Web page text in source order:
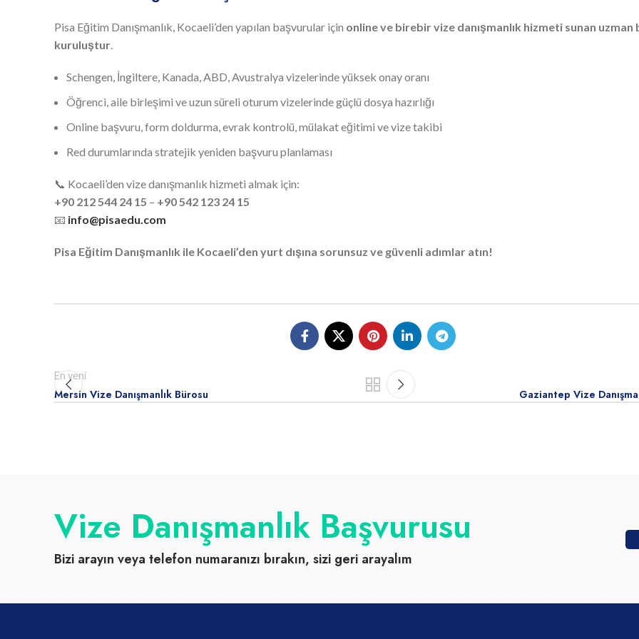
Pisa Eğitim Danışmanlık, Kocaeli’den yapılan başvurular için online ve birebir vize danışmanlık hizmeti sunan uzman
kuruluştur.
Schengen, İngiltere, Kanada, ABD, Avustralya vizelerinde yüksek onay oranı
Öğrenci, aile birleşimi ve uzun süreli oturum vizelerinde güçlü dosya hazırlığı
Online başvuru, form doldurma, evrak kontrolü, mülakat eğitimi ve vize takibi
Red durumlarında stratejik yeniden başvuru planlaması
📞 Kocaeli’den vize danışmanlık hizmeti almak için:
+90 212 544 24 15 – +90 542 123 24 15
📧 info@pisaedu.com
Pisa Eğitim Danışmanlık ile Kocaeli’den yurt dışına sorunsuz ve güvenli adımlar atın!
En yeni
Mersin Vize Danışmanlık Bürosu Gaziantep Vize
Vize Danışmanlık Başvurusu
Bizi arayın veya telefon numaranızı bırakın, sizi geri arayalım